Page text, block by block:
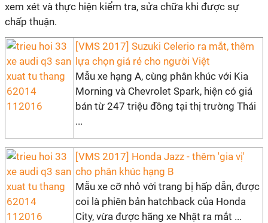
xem xét và thực hiện kiểm tra, sửa chữa khi được sự
chấp thuận.
[VMS 2017] Suzuki Celerio ra mắt, thêm
lựa chọn giá rẻ cho người Việt
Mẫu xe hạng A, cùng phân khúc với Kia
Morning và Chevrolet Spark, hiện có giá
bán từ 247 triệu đồng tại thị trường Thái
...
[VMS 2017] Honda Jazz - thêm 'gia vị'
cho phân khúc hạng B
Mẫu xe cỡ nhỏ với trang bị hấp dẫn, được
coi là phiên bản hatchback của Honda
City, vừa được hãng xe Nhật ra mắt ...